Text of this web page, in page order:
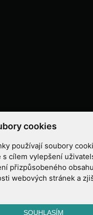
cookies
používají soubory
s cílem vylepšení
přizpůsobeného
webových stránek a
SOUHLASÍM